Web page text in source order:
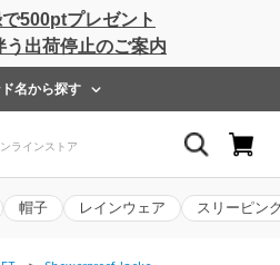
500ptプレゼント
う出荷停止のご案内
名から探す
帽子 レインウェア スリーピン